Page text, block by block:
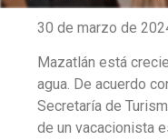
30 de marzo de
Mazatlán está
agua. De acuerdo
Secretaría de
de un vacacionista